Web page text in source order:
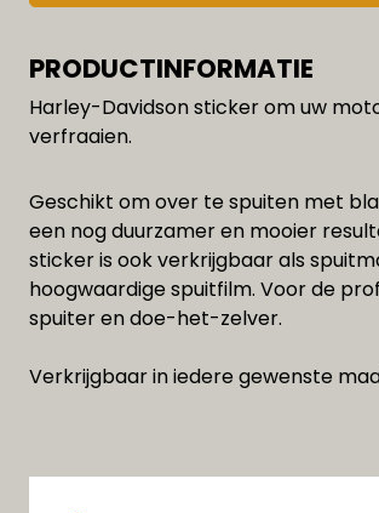
PRODUCTINFORMATIE
Harley-Davidson sticker om uw
verfraaien.
Geschikt om over te spuiten met
een nog duurzamer en mooier
sticker is ook verkrijgbaar als
hoogwaardige spuitfilm. Voor de
spuiter en doe-het-zelver.
Verkrijgbaar in iedere gewenste